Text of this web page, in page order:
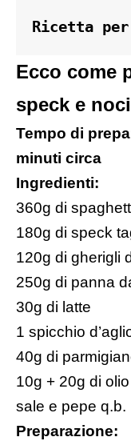
Ricetta per
Ecco come
speck e noci
Tempo di
minuti circa
Ingredienti:
360g di
180g di speck
120g di gherigli
250g di panna
30g di latte
1 spicchio
40g di
10g + 20g di
sale e pepe q.b.
Preparazione: